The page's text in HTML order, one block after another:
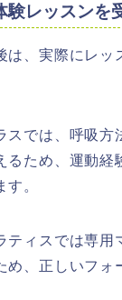
験レッスンを
は、実際にレッ
スでは、呼吸方
るため、運動経
。
ティスでは専用
め、正しいフォ